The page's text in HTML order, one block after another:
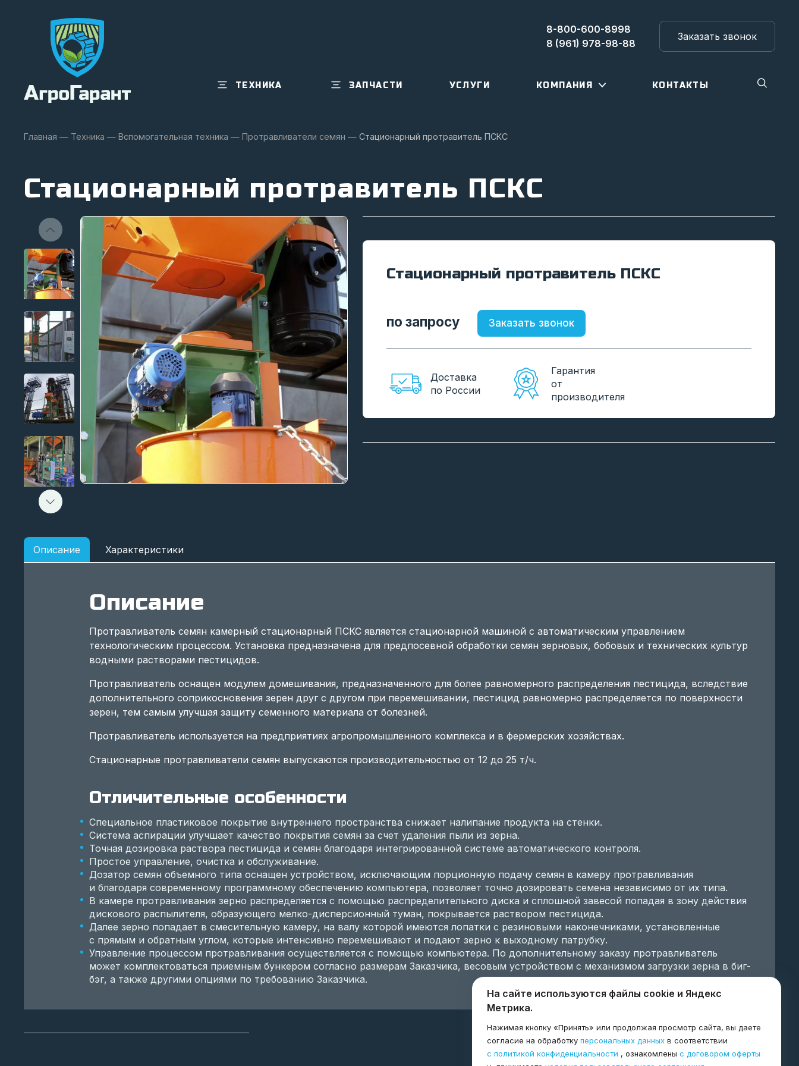
8-800-600-8998
8 (961) 978-98-88
Заказать звонок
ТЕХНИКА ЗАПЧАСТИ УСЛУГИ КОМПАНИЯ КОНТАКТЫ
Главная — Техника — Вспомогательная техника — Протравливатели семян — Стационарный протравитель ПСКС
Стационарный протравитель ПСКС
Стационарный протравитель ПСКС
по запросу Заказать звонок
Доставка
по России
Гарантия
от
производителя
Описание Характеристики
Описание
Протравливатель семян камерный стационарный ПСКС является стационарной машиной с автоматическим управлением
технологическим процессом. Установка предназначена для предпосевной обработки семян зерновых, бобовых и технических культур
водными растворами пестицидов.
Протравливатель оснащен модулем домешивания, предназначенного для более равномерного распределения пестицида, вследствие
дополнительного соприкосновения зерен друг с другом при перемешивании, пестицид равномерно распределяется по поверхности
зерен, тем самым улучшая защиту семенного материала от болезней.
Протравливатель используется на предприятиях агропромышленного комплекса и в фермерских хозяйствах.
Стационарные протравливатели семян выпускаются производительностью от 12 до 25 т/ч.
Отличительные особенности
Специальное пластиковое покрытие внутреннего пространства снижает налипание продукта на стенки.
Система аспирации улучшает качество покрытия семян за счет удаления пыли из зерна.
Точная дозировка раствора пестицида и семян благодаря интегрированной системе автоматического контроля.
Простое управление, очистка и обслуживание.
Дозатор семян объемного типа оснащен устройством, исключающим порционную подачу семян в камеру протравливания
и благодаря современному программному обеспечению компьютера, позволяет точно дозировать семена независимо от их типа.
В камере протравливания зерно распределяется с помощью распределительного диска и сплошной завесой попадая в зону действия
дискового распылителя, образующего мелко-дисперсионный туман, покрывается раствором пестицида.
Далее зерно попадает в смесительную камеру, на валу которой имеются лопатки с резиновыми наконечниками, установленные
с прямым и обратным углом, которые интенсивно перемешивают и подают зерно к выходному патрубку.
Управление процессом протравливания осуществляется с помощью компьютера. По дополнительному заказу протравливатель
может комплектоваться приемным бункером согласно размерам Заказчика, весовым устройством с механизмом загрузки зерна в биг-
бэг, а также другими опциями по требованию Заказчика.
На сайте используются файлы cookie и Яндекс
Метрика.
Нажимая кнопку «Принять» или продолжая просмотр сайта, вы даете
согласие на обработку персональных данных в соответствии
с политикой конфиденциальности , ознакомлены с договором оферты